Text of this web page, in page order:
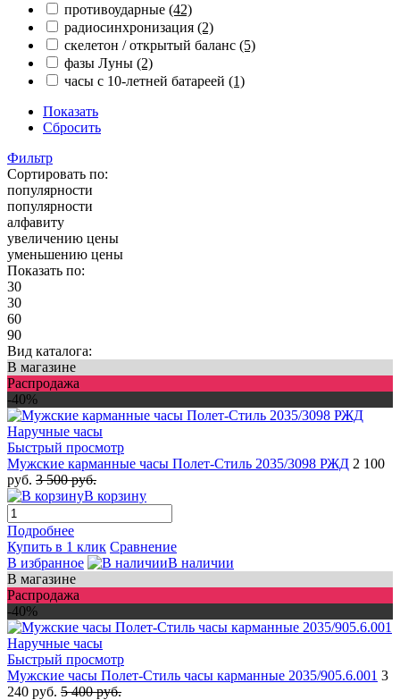
противоударные (42)
радиосинхронизация (2)
скелетон / открытый баланс (5)
фазы Луны (2)
часы с 10-летней батареей (1)
Показать
Сбросить
Фильтр
Сортировать по:
популярности
популярности
алфавиту
увеличению цены
уменьшению цены
Показать по:
30
30
60
90
Вид каталога:
В магазине
Распродажа
-40%
Быстрый просмотр
Мужские карманные часы Полет-Стиль 2035/3098 РЖД 2 100
руб. 3 500 руб.
В корзину
Подробнее
Купить в 1 клик Сравнение
В избранное
В наличии
В магазине
Распродажа
-40%
Быстрый просмотр
Мужские часы Полет-Стиль часы карманные 2035/905.6.001 3
240 руб. 5 400 руб.